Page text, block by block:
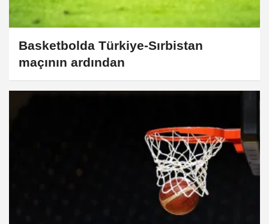
Basketbolda Türkiye-Sırbistan
maçının ardından